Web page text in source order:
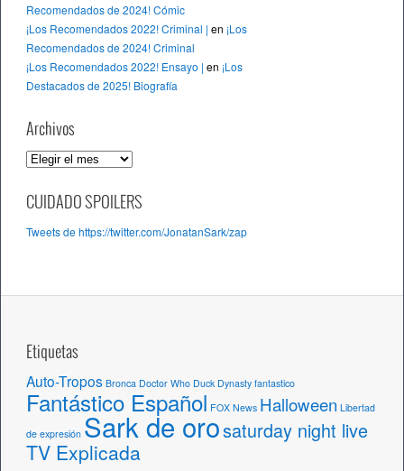
Recomendados de 2024! Cómic
¡Los Recomendados 2022! Criminal | en ¡Los
Recomendados de 2024! Criminal
¡Los Recomendados 2022! Ensayo | en ¡Los
Destacados de 2025! Biografía
Archivos
A
c
i
CUIDADO SPOILERS
Tweets de https://twitter.com/JonatanSark/zap
Etiquetas
Auto-Tropos Bronca Doctor Who Duck Dynasty fantastico
Fantástico Español FOX News Halloween Libertad
de expresión Sark de orosaturday night live
TV Explicada